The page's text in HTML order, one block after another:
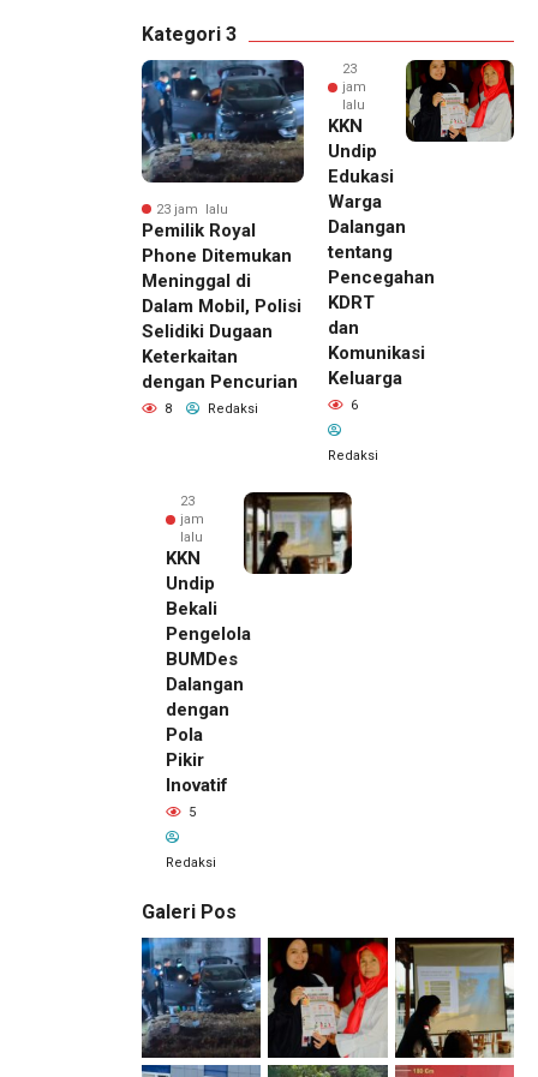
Kategori 3
23 jam lalu
Pemilik Royal
Phone Ditemukan
Meninggal di
Dalam Mobil, Polisi
Selidiki Dugaan
Keterkaitan
dengan Pencurian
8 Redaksi
23
jam
lalu
KKN
Undip
Edukasi
Warga
Dalangan
tentang
Pencegahan
KDRT
dan
Komunikasi
Keluarga
6
Redaksi
23
jam
lalu
KKN
Undip
Bekali
Pengelola
BUMDes
Dalangan
dengan
Pola
Pikir
Inovatif
5
Redaksi
Galeri Pos